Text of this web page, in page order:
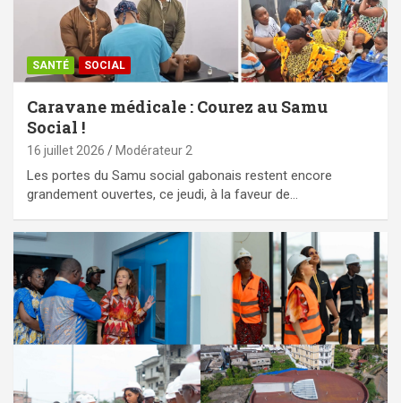
SANTÉ SOCIAL
Caravane médicale : Courez au Samu
Social !
16 juillet 2026 Modérateur 2
Les portes du Samu social gabonais restent encore
grandement ouvertes, ce jeudi, à la faveur de…